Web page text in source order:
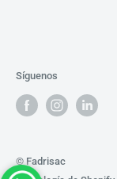
Síguenos
© Fadrisac